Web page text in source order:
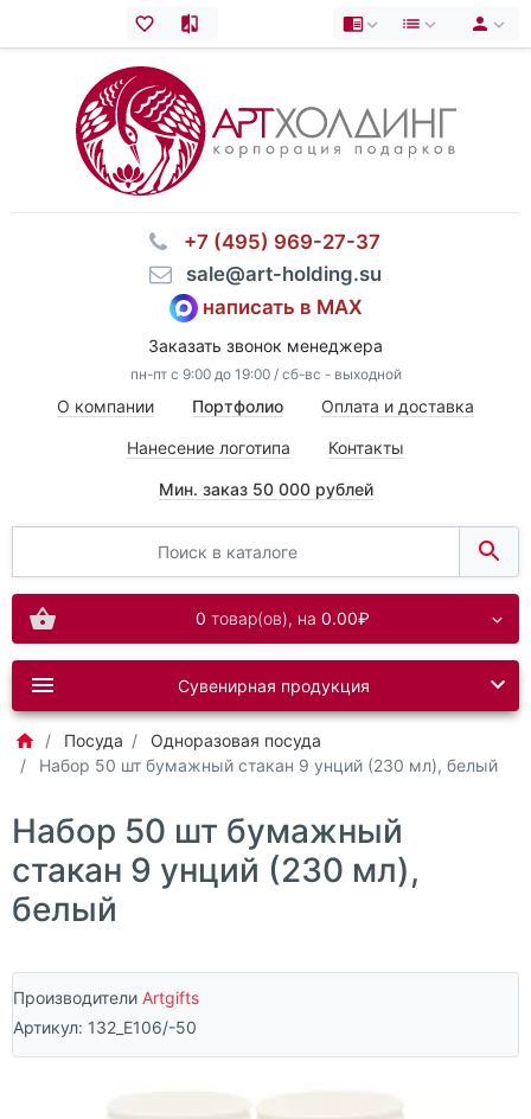
⠀+7 (495) 969-27-37
⠀sale@art-holding.su
написать в MAX
Заказать звонок менеджера
пн-пт с 9:00 до 19:00 / сб-вс - выходной
О компании Портфолио Оплата и доставка
Нанесение логотипа Контакты
Мин. заказ 50 000 рублей
0 товар(ов), на 0.00₽
Сувенирная продукция
Посуда
Одноразовая посуда
Набор 50 шт бумажный стакан 9 унций (230 мл), белый
Набор 50 шт бумажный
стакан 9 унций (230 мл),
белый
Производители Artgifts
Артикул: 132_E106/-50